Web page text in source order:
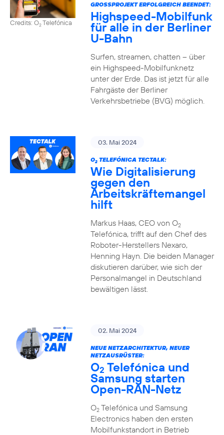
Credits: O2Telefónica
GROSSPROJEKT ERFOLGREICH BEENDET:
Highspeed-Mobilfunk
für alle in der Berliner
U-Bahn
Surfen, streamen, chatten – über
ein Highspeed-Mobilfunknetz
unter der Erde. Das ist jetzt für alle
Fahrgäste der Berliner
Verkehrsbetriebe (BVG) möglich.
03. Mai 2024
O2TELEFÓNICA TECTALK:
Wie Digitalisierung
gegen den
Arbeitskräftemangel
hilft
Markus Haas, CEO von O2
Telefónica, trifft auf den Chef des
Roboter-Herstellers Nexaro,
Henning Hayn. Die beiden Manager
diskutieren darüber, wie sich der
Personalmangel in Deutschland
bewältigen lässt.
02. Mai 2024
NEUE NETZARCHITEKTUR, NEUER
NETZAUSRÜSTER:
O2 Telefónica und
Samsung starten
Open-RAN-Netz
O2Telefónica und Samsung
Electronics haben den ersten
Mobilfunkstandort in Betrieb